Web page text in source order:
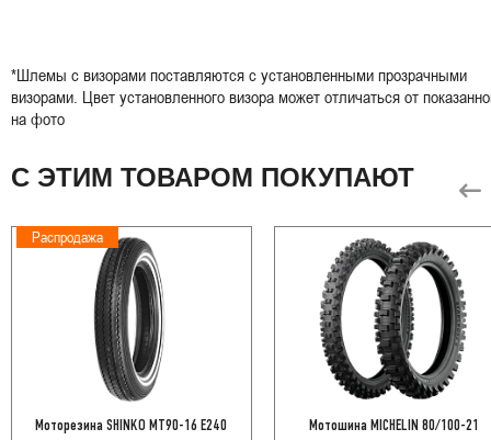
*Шлемы с визорами поставляются с установленными прозрачными
визорами. Цвет установленного визора может отличаться от
на фото
С ЭТИМ ТОВАРОМ ПОКУПАЮТ
Распродажа
Моторезина SHINKO MT90-16 E240
Мотошина MICHELIN 80/100-21